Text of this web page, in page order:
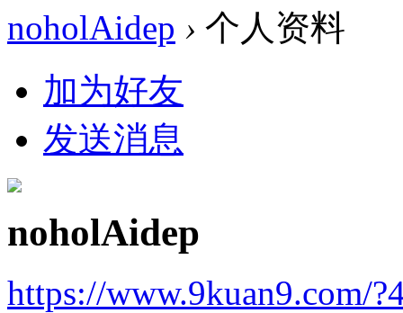
noholAidep › 个人资料
加为好友
发送消息
noholAidep
https://www.9kuan9.com/